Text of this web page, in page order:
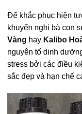
Để khắc phục hiện
khuyến nghị bà con
Vàng hay Kalibo
nguyên tố dinh
stress bởi các điều
sắc đẹp và hạn chế